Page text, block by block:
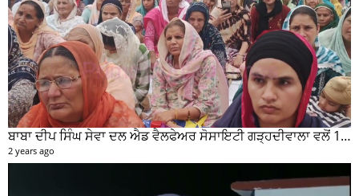
ਬਾਬਾ ਦੀਪ ਸਿੰਘ ਸੇਵਾ ਦਲ ਐਡ ਵੈਲਫੇਅਰ ਸੋਸਾਇਟੀ ਗੜ੍ਹਦੀਵਾਲਾ ਵਲੋਂ 100 ਵਾਂ ਮਹੀਨਾਵਾਰ ਰਾਸ਼ਨ ਵੰਡ ਸਮਾਰੋਹ ਕਰਵਾਇਆ
2 years ago